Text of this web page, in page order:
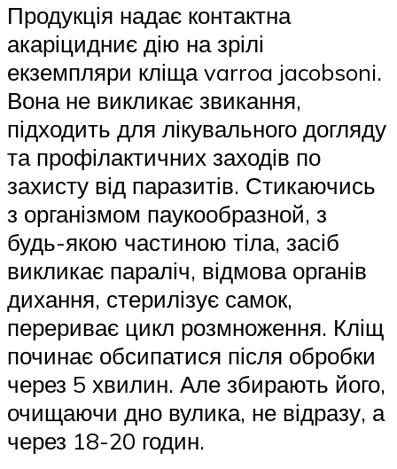
Продукція надає контактна
акаріцидниє дію на зрілі
екземпляри кліща varroa jacobsoni.
Вона не викликає звикання,
підходить для лікувального догляду
та профілактичних заходів по
захисту від паразитів. Стикаючись
з організмом паукообразной, з
будь-якою частиною тіла, засіб
викликає параліч, відмова органів
дихання, стерилізує самок,
перериває цикл розмноження. Кліщ
починає обсипатися після обробки
через 5 хвилин. Але збирають його,
очищаючи дно вулика, не відразу, а
через 18-20 годин.